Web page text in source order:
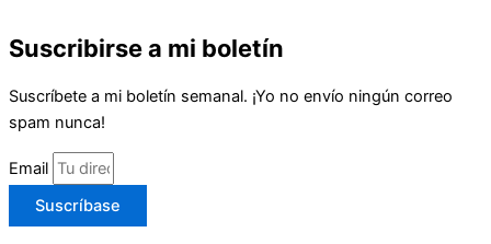
Suscribirse a mi boletín
Suscríbete a mi boletín semanal. ¡Yo no envío ningún correo
spam nunca!
Email
Suscríbase